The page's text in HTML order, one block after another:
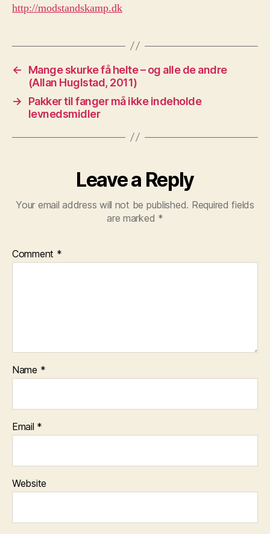
http://modstandskamp.dk
←
Mange skurke få helte – og alle de andre
(Allan Huglstad, 2011)
→
Pakker til fanger må ikke indeholde
levnedsmidler
Leave a Reply
Your email address will not be published. Required fields
are marked *
Comment *
Name *
Email *
Website